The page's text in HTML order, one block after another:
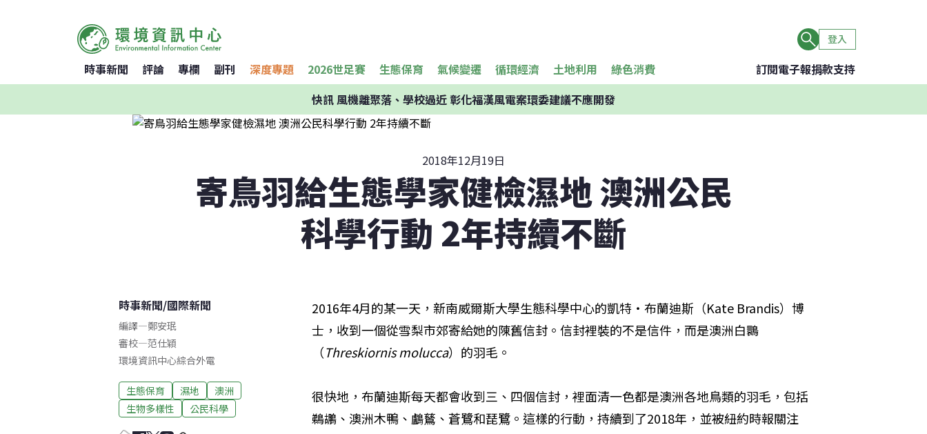
登入
時事新聞 評論 專欄 副刊 深度專題 2026世足賽 生態保育 氣候變遷 循環經濟 土地利用 綠色消費 訂閱電子報捐款支持
快訊風機離聚落、學校過近 彰化福漢風電案環委建議不應開發
2018年12月19日
寄鳥羽給生態學家健檢濕地 澳洲公民
科學行動 2年持續不斷
時事新聞/國際新聞
編譯—鄭安珉
審校—范仕穎
環境資訊中心綜合外電
生態保育 濕地
澳洲
生物多樣性
公民科學
2016年4月的某一天，新南威爾斯大學生態科學中心的凱特‧布蘭迪斯（Kate Brandis）博
士，收到一個從雪梨市郊寄給她的陳舊信封。信封裡裝的不是信件，而是澳洲白䴉
（Threskiornis molucca）的羽毛。
很快地，布蘭迪斯每天都會收到三、四個信封，裡面清一色都是澳洲各地鳥類的羽毛，包括
鵜鶘、澳洲木鴨、鸕鶿、蒼鷺和琵鷺。這樣的行動，持續到了2018年，並被紐約時報關注